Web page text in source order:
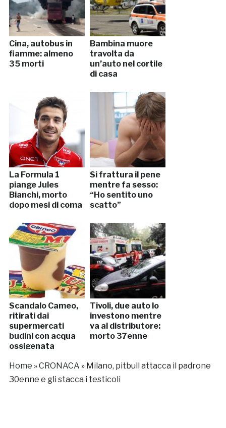
Cina, autobus in
fiamme: almeno
35 morti
Bambina muore
travolta da
un’auto nel cortile
di casa
La Formula 1
piange Jules
Bianchi, morto
dopo mesi di coma
Si frattura il pene
mentre fa sesso:
“Ho sentito uno
scatto”
Scandalo Cameo,
ritirati dai
supermercati
budini con acqua
ossigenata
Tivoli, due auto lo
investono mentre
va al distributore:
morto 37enne
Home »CRONACA » Milano, pitbull attacca il padrone
30enne e gli stacca i testicoli